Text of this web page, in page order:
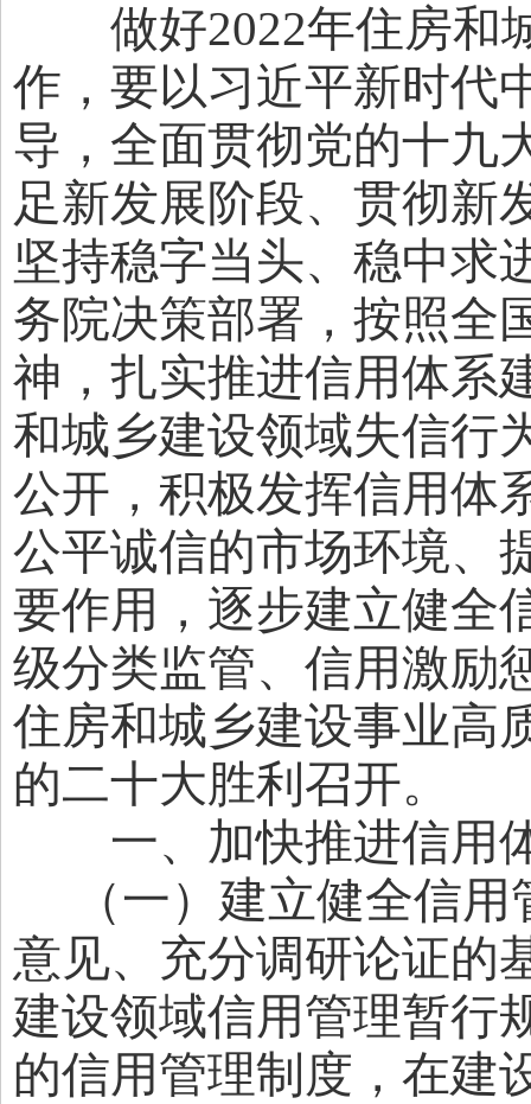
做好2022年住房和
作，要以习近平新时代
导，全面贯彻党的十九
足新发展阶段、贯彻新
坚持稳字当头、稳中求
务院决策部署，按照全
神，扎实推进信用体系
和城乡建设领域失信行
公开，积极发挥信用体
公平诚信的市场环境、
要作用，逐步建立健全
级分类监管、信用激励
住房和城乡建设事业高
的二十大胜利召开。
一、加快推进信用
（一）建立健全信用
意见、充分调研论证的
建设领域信用管理暂行
的信用管理制度，在建